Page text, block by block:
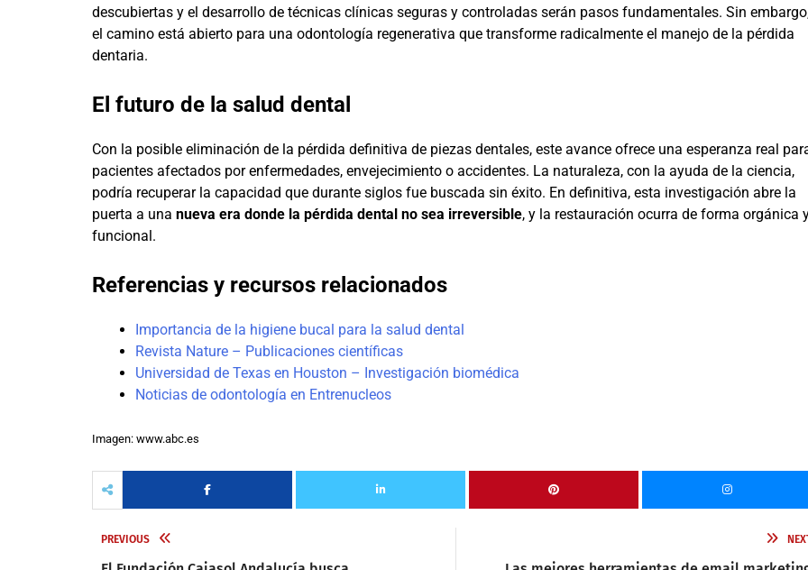
descubiertas y el desarrollo de técnicas clínicas seguras y controladas serán pasos fundamentales. Sin
el camino está abierto para una odontología regenerativa que transforme radicalmente el manejo de la pérdida
dentaria.
El futuro de la salud dental
Con la posible eliminación de la pérdida definitiva de piezas dentales, este avance ofrece una esperanza real
pacientes afectados por enfermedades, envejecimiento o accidentes. La naturaleza, con la ayuda de la ciencia,
podría recuperar la capacidad que durante siglos fue buscada sin éxito. En definitiva, esta investigación abre la
puerta a una nueva era donde la pérdida dental no sea irreversible, y la restauración ocurra de forma orgánica
funcional.
Referencias y recursos relacionados
Importancia de la higiene bucal para la salud dental
Revista Nature – Publicaciones científicas
Universidad de Texas en Houston – Investigación biomédica
Noticias de odontología en Entrenucleos
Imagen: www.abc.es
PREVIOUS